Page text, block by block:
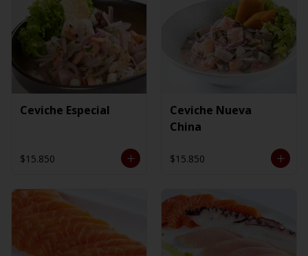
Ceviche Especial
$15.850
Ceviche Nueva
China
$15.850